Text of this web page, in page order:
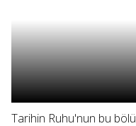
Tarihin Ruhu'nun bu